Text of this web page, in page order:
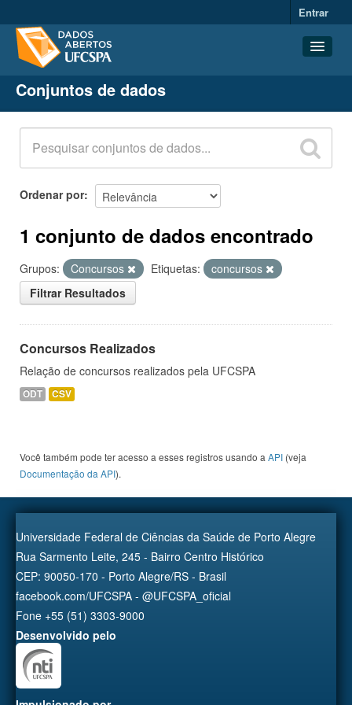
Entrar
Conjuntos de dados
Organizações
Grupos
Sobre
Conjuntos de dados
Ordenar por
1 conjunto de dados encontrado
Grupos: Concursos Etiquetas:
concursos
Filtrar Resultados
Concursos Realizados
Relação de concursos realizados pela UFCSPA
ODT CSV
Você também pode ter acesso a esses registros usando a API (veja
Documentação da API).
Universidade Federal de Ciências da Saúde de Porto Alegre
Rua Sarmento Leite, 245 - Bairro Centro Histórico
CEP: 90050-170 - Porto Alegre/RS - Brasil
facebook.com/UFCSPA - @UFCSPA_oficial
Fone +55 (51) 3303-9000
Desenvolvido pelo